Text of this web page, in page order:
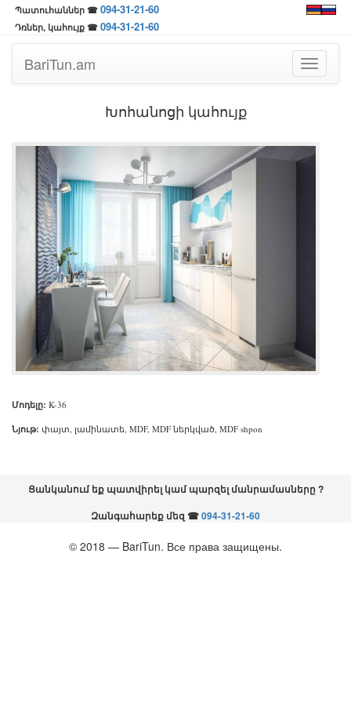
Պատուհաններ ☎ 094-31-21-60
Դռներ, կահույք ☎ 094-31-21-60
Toggle
BariTun.am
Խոհանոցի կահույք
Մոդելը: K-36
Նյութ: փայտ, լամինատե, MDF, MDF ներկված, MDF shpon
Ցանկանում եք պատվիրել կամ պարզել մանրամասները ?
Զանգահարեք մեզ ☎094-31-21-60
© 2018 — BariTun. Все права защищены.